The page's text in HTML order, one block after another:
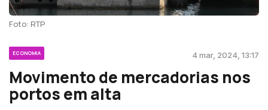
Foto: RTP
ECONOMIA 4 mar, 2024, 13:17
Movimento de mercadorias nos
portos em alta